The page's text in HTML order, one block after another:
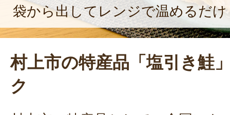
袋から出してレンジで温めるだけ
村上市の特産品「塩引き鮭
ク